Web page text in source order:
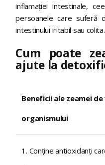
inflamației intestinale,
persoanele care suferă
intestinului iritabil sau colita.
Cum poate
ajute la
Beneficii ale zeamei
organismului
1. Conține antioxidanți